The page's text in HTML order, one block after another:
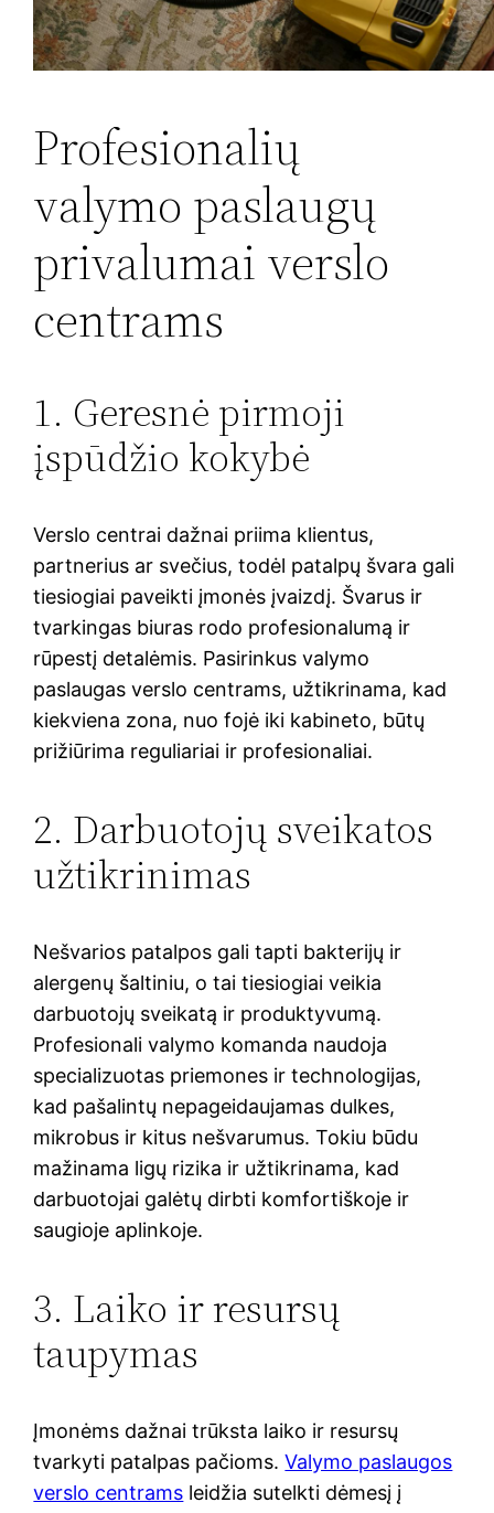
Profesionalių
valymo paslaugų
privalumai verslo
centrams
1. Geresnė pirmoji
įspūdžio kokybė
Verslo centrai dažnai priima klientus,
partnerius ar svečius, todėl patalpų švara gali
tiesiogiai paveikti įmonės įvaizdį. Švarus ir
tvarkingas biuras rodo profesionalumą ir
rūpestį detalėmis. Pasirinkus valymo
paslaugas verslo centrams, užtikrinama, kad
kiekviena zona, nuo fojė iki kabineto, būtų
prižiūrima reguliariai ir profesionaliai.
2. Darbuotojų sveikatos
užtikrinimas
Nešvarios patalpos gali tapti bakterijų ir
alergenų šaltiniu, o tai tiesiogiai veikia
darbuotojų sveikatą ir produktyvumą.
Profesionali valymo komanda naudoja
specializuotas priemones ir technologijas,
kad pašalintų nepageidaujamas dulkes,
mikrobus ir kitus nešvarumus. Tokiu būdu
mažinama ligų rizika ir užtikrinama, kad
darbuotojai galėtų dirbti komfortiškoje ir
saugioje aplinkoje.
3. Laiko ir resursų
taupymas
Įmonėms dažnai trūksta laiko ir resursų
tvarkyti patalpas pačioms.Valymo paslaugos
verslo centrams leidžia sutelkti dėmesį į